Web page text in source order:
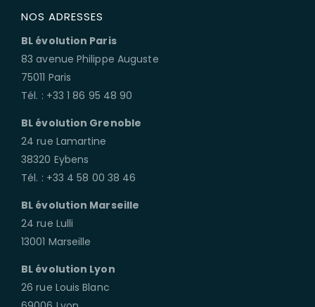
NOS ADRESSES
BL évolution Paris
83 avenue Philippe Auguste
75011 Paris
Tél. : +33 1 86 95 48 90
BL évolution Grenoble
24 rue Lamartine
38320 Eybens
Tél. : +33 4 58 00 38 46
BL évolution Marseille
24 rue Lulli
13001 Marseille
BL évolution Lyon
26 rue Louis Blanc